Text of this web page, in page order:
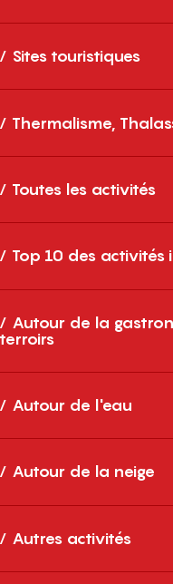
Sites touristiques
Thermalisme,
Toutes les activités
Top 10 des activités
Autour de la
terroirs
Autour de l'eau
Autour de la neige
Autres activités
Cedex